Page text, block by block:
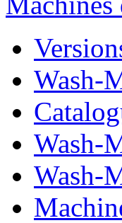
Wash-
Wash-
Wash-